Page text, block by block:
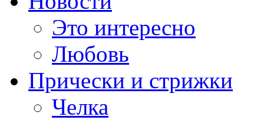
Это интересно
Любовь
Прически и стрижки
Челка